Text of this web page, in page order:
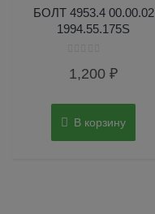
БОЛТ 4953.4 00.00.02
1994.55.175S
01,200₽
В корзину